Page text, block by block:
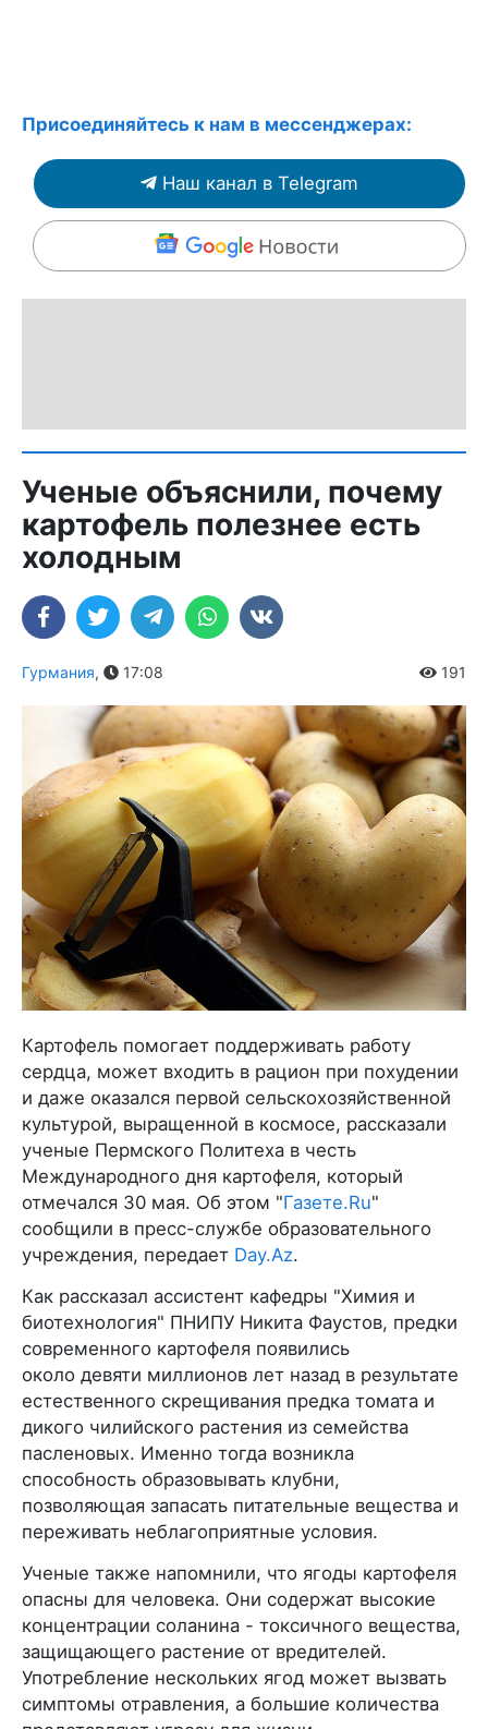
Присоединяйтесь к нам в мессенджерах:
Наш канал в Telegram
Ученые объяснили, почему
картофель полезнее есть
холодным
Гурмания, 17:08 191
Картофель помогает поддерживать работу
сердца, может входить в рацион при похудении
и даже оказался первой сельскохозяйственной
культурой, выращенной в космосе, рассказали
ученые Пермского Политеха в честь
Международного дня картофеля, который
отмечался 30 мая. Об этом "Газете.Ru"
сообщили в пресс-службе образовательного
учреждения, передает Day.Az.
Как рассказал ассистент кафедры "Химия и
биотехнология" ПНИПУ Никита Фаустов, предки
современного картофеля появились
около девяти миллионов лет назад в результате
естественного скрещивания предка томата и
дикого чилийского растения из семейства
пасленовых. Именно тогда возникла
способность образовывать клубни,
позволяющая запасать питательные вещества и
переживать неблагоприятные условия.
Ученые также напомнили, что ягоды картофеля
опасны для человека. Они содержат высокие
концентрации соланина - токсичного вещества,
защищающего растение от вредителей.
Употребление нескольких ягод может вызвать
симптомы отравления, а большие количества